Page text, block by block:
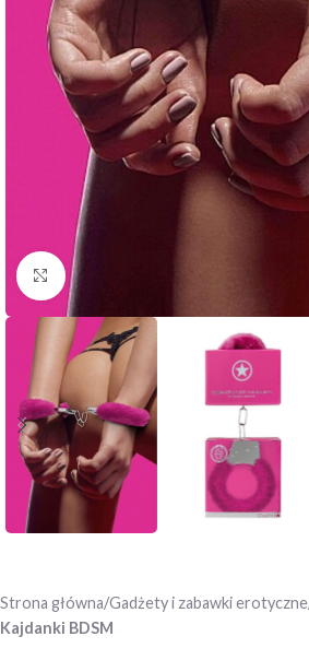
Click to enlarge
Strona główna Gadżety i zabawki erotyczne
Kajdanki BDSM